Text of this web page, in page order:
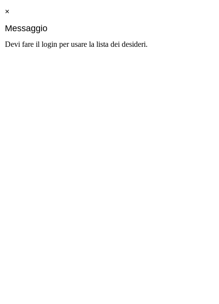
×
Messaggio
Devi fare il login per usare la lista dei desideri.